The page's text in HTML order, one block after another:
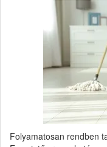
Folyamatosan rendben